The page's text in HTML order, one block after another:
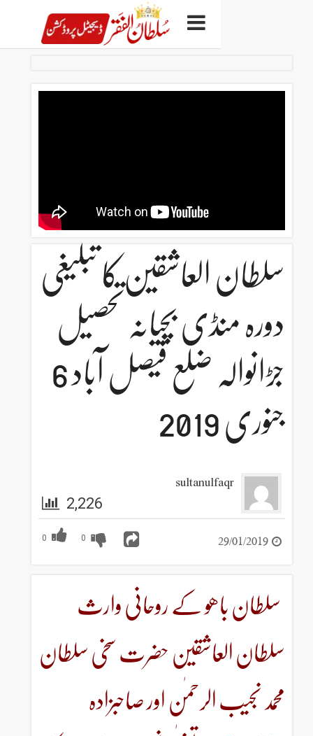
کا تبلیغی
بچیانہ تحصیل
جڑانوالہ ضلع فیصل آباد 6
0
کے روحانی وارث
حضرت سخی سلطان
اور صاحبزادہ